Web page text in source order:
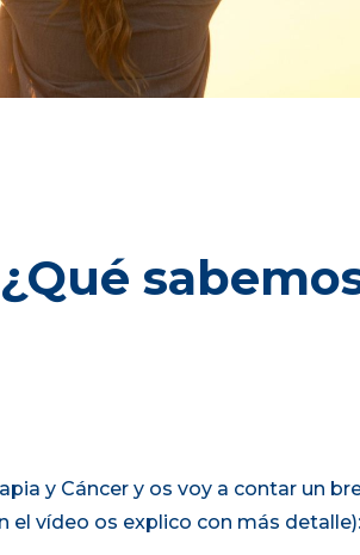
y Cáncer y os voy a contar un
vídeo os explico con más